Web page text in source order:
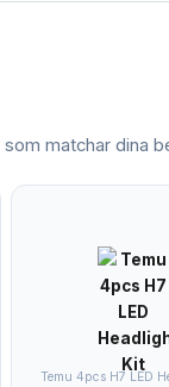
som matchar dina
Temu 4pcs H7 LED